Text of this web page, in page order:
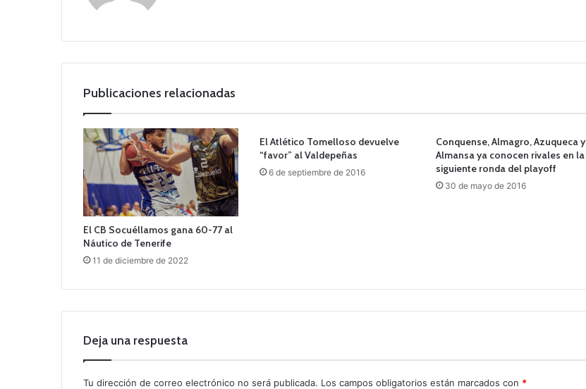
Publicaciones relacionadas
El CB Socuéllamos gana 60-77 al
Náutico de Tenerife
11 de diciembre de 2022
El Atlético Tomelloso devuelve
“favor” al Valdepeñas
6 de septiembre de 2016
Conquense, Almagro, Azuqueca y
Almansa ya conocen rivales en la
siguiente ronda del playoff
30 de mayo de 2016
Deja una respuesta
Tu dirección de correo electrónico no será publicada. Los campos obligatorios están marcados con *